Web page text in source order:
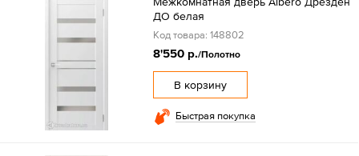
ДО белая
Код товара: 148802
8'550 р./Полотно
В корзину
Быстрая покупка